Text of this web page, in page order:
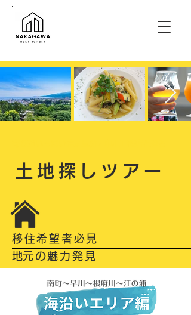
土地探しツアー
移住希望者必見
​地元の魅力発見